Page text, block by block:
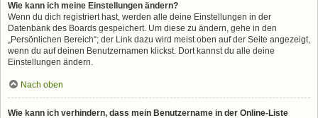
Wie kann ich meine Einstellungen ändern?
Wenn du dich registriert hast, werden alle deine Einstellungen in der
Datenbank des Boards gespeichert. Um diese zu ändern, gehe in den
„Persönlichen Bereich“; der Link dazu wird meist oben auf der Seite angezeigt,
wenn du auf deinen Benutzernamen klickst. Dort kannst du alle deine
Einstellungen ändern.
Nach oben
Wie kann ich verhindern, dass mein Benutzername in der Online-Liste